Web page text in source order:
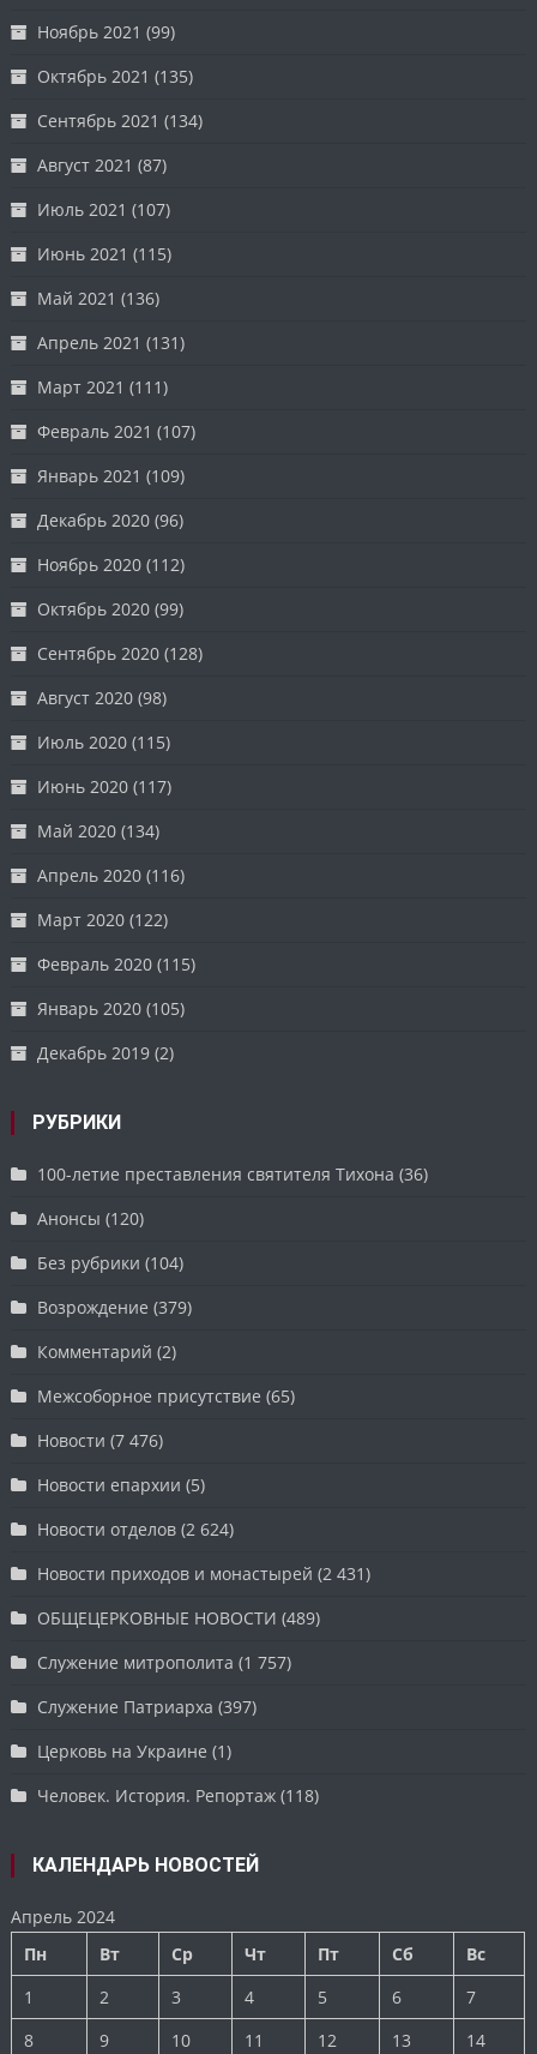
Ноябрь 2021 (99)
Октябрь 2021 (135)
Сентябрь 2021 (134)
Август 2021 (87)
Июль 2021 (107)
Июнь 2021 (115)
Май 2021 (136)
Апрель 2021 (131)
Март 2021 (111)
Февраль 2021 (107)
Январь 2021 (109)
Декабрь 2020 (96)
Ноябрь 2020 (112)
Октябрь 2020 (99)
Сентябрь 2020 (128)
Август 2020 (98)
Июль 2020 (115)
Июнь 2020 (117)
Май 2020 (134)
Апрель 2020 (116)
Март 2020 (122)
Февраль 2020 (115)
Январь 2020 (105)
Декабрь 2019 (2)
РУБРИКИ
100-летие преставления святителя Тихона (36)
Анонсы (120)
Без рубрики (104)
Возрождение (379)
Комментарий (2)
Межсоборное присутствие (65)
Новости (7 476)
Новости епархии (5)
Новости отделов (2 624)
Новости приходов и монастырей (2 431)
ОБЩЕЦЕРКОВНЫЕ НОВОСТИ (489)
Служение митрополита (1 757)
Служение Патриарха (397)
Церковь на Украине (1)
Человек. История. Репортаж (118)
КАЛЕНДАРЬ НОВОСТЕЙ
Апрель 2024
Пн
Вт Ср Чт Пт Сб
Вс
1
2 3 4 5 6
7
8
9 10 11 12 13 14